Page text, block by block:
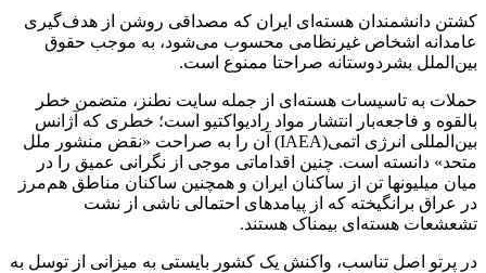
کشتن دانشمندان هسته‌ای ایران که مصداقی روشن از هدف‌گیری
عامدانه اشخاص غیرنظامی محسوب می‌شود، به ‌موجب حقوق
بین‌الملل بشردوستانه صراحتا ممنوع است.
حملات به تاسیسات هسته‌ای از جمله سایت نطنز، متضمن خطر
بالقوه و فاجعه‌بار انتشار مواد رادیواکتیو است؛ خطری که آژانس
بین‌المللی انرژی اتمی(IAEA) آن را به ‌صراحت «نقض منشور ملل
متحد» دانسته است. چنین اقداماتی موجی از نگرانی عمیق را در
میان میلیونها تن از ساکنان ایران و همچنین ساکنان مناطق هم‌مرز
در عراق برانگیخته که از پیامدهای احتمالی ناشی از نشت
تشعشعات هسته‌ای بیمناک‌ هستند.
در پرتو اصل تناسب، واکنش یک کشور بایستی به میزانی از توسل به